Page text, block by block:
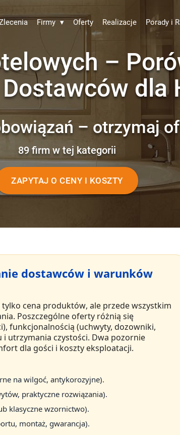
Firmy ▾ Oferty Realizacje Porady i
–
dla
– otrzymaj
89 firm w tej kategorii
ZAPYTAJ O CENY I KOSZTY
dostawców i warunków
tylko cena produktów, ale przede wszystkim
. Poszczególne oferty różnią się
funkcjonalnością (uchwyty, dozowniki,
i utrzymania czystości. Dwa pozornie
dla gości i koszty eksploatacji.
na wilgoć, antykorozyjne).
praktyczne rozwiązania).
klasyczne wzornictwo).
montaż, gwarancja).